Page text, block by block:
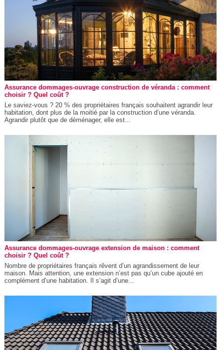
Assurance dommages-ouvrage construction de véranda : comment
choisir ? Quel coût ?
Le saviez-vous ? 20 % des propriétaires français souhaitent agrandir leur
habitation, dont plus de la moitié par la construction d’une véranda.
Agrandir plutôt que de déménager, elle est...
Assurance dommages-ouvrage extension de maison : comment
choisir ? Quel coût ?
Nombre de propriétaires français rêvent d’un agrandissement de leur
maison. Mais attention, une extension n’est pas qu’un cube ajouté en
complément d’une habitation. Il s’agit d’une...